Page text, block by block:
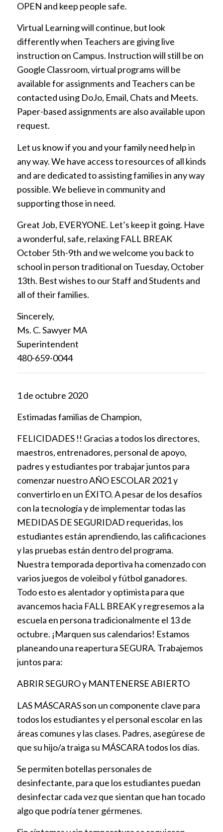
OPEN and keep people safe.
Virtual Learning will continue, but look
differently when Teachers are giving live
instruction on Campus. Instruction will still be on
Google Classroom, virtual programs will be
available for assignments and Teachers can be
contacted using DoJo, Email, Chats and Meets.
Paper-based assignments are also available upon
request.
Let us know if you and your family need help in
any way. We have access to resources of all kinds
and are dedicated to assisting families in any way
possible. We believe in community and
supporting those in need.
Great Job, EVERYONE. Let’s keep it going. Have
a wonderful, safe, relaxing FALL BREAK
October 5th-9th and we welcome you back to
school in person traditional on Tuesday, October
13th. Best wishes to our Staff and Students and
all of their families.
Sincerely,
Ms. C. Sawyer MA
Superintendent
480-659-0044
1 de octubre 2020
Estimadas familias de Champion,
FELICIDADES !! Gracias a todos los directores,
maestros, entrenadores, personal de apoyo,
padres y estudiantes por trabajar juntos para
comenzar nuestro AÑO ESCOLAR 2021 y
convertirlo en un ÉXITO. A pesar de los desafíos
con la tecnología y de implementar todas las
MEDIDAS DE SEGURIDAD requeridas, los
estudiantes están aprendiendo, las calificaciones
y las pruebas están dentro del programa.
Nuestra temporada deportiva ha comenzado con
varios juegos de voleibol y fútbol ganadores.
Todo esto es alentador y optimista para que
avancemos hacia FALL BREAK y regresemos a la
escuela en persona tradicionalmente el 13 de
octubre. ¡Marquen sus calendarios! Estamos
planeando una reapertura SEGURA. Trabajemos
juntos para:
ABRIR SEGURO y MANTENERSE ABIERTO
LAS MÁSCARAS son un componente clave para
todos los estudiantes y el personal escolar en las
áreas comunes y las clases. Padres, asegúrese de
que su hijo/a traiga su MÁSCARA todos los días.
Se permiten botellas personales de
desinfectante, para que los estudiantes puedan
desinfectar cada vez que sientan que han tocado
algo que podría tener gérmenes.